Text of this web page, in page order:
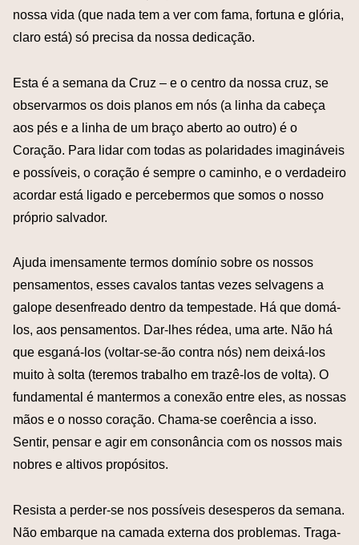
nossa vida (que nada tem a ver com fama, fortuna e glória,
claro está) só precisa da nossa dedicação.
Esta é a semana da Cruz – e o centro da nossa cruz, se
observarmos os dois planos em nós (a linha da cabeça
aos pés e a linha de um braço aberto ao outro) é o
Coração. Para lidar com todas as polaridades imagináveis
e possíveis, o coração é sempre o caminho, e o verdadeiro
acordar está ligado e percebermos que somos o nosso
próprio salvador.
Ajuda imensamente termos domínio sobre os nossos
pensamentos, esses cavalos tantas vezes selvagens a
galope desenfreado dentro da tempestade. Há que domá-
los, aos pensamentos. Dar-lhes rédea, uma arte. Não há
que esganá-los (voltar-se-ão contra nós) nem deixá-los
muito à solta (teremos trabalho em trazê-los de volta). O
fundamental é mantermos a conexão entre eles, as nossas
mãos e o nosso coração. Chama-se coerência a isso.
Sentir, pensar e agir em consonância com os nossos mais
nobres e altivos propósitos.
Resista a perder-se nos possíveis desesperos da semana.
Não embarque na camada externa dos problemas. Traga-